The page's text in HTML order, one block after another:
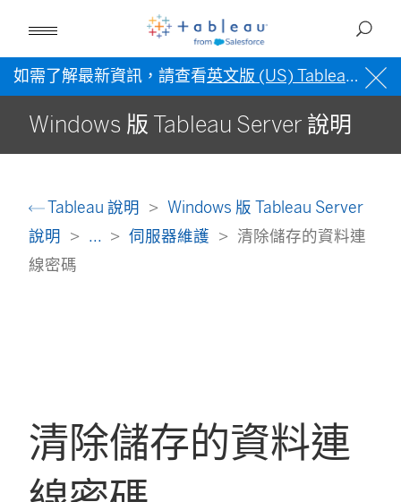
如需了解最新資訊，請查看英文版 (US) Tableau 說明
Windows 版 Tableau Server 說明
Tableau 說明
Windows 版 Tableau Server
說明
... 伺服器維護
清除儲存的資料連
線密碼
清除儲存的資料連